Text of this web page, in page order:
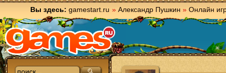
Вы здесь: gamestart.ru » Александр Пушкин » Онлайн